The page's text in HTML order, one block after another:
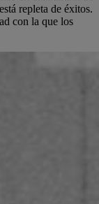
repleta de éxitos.
con la que los